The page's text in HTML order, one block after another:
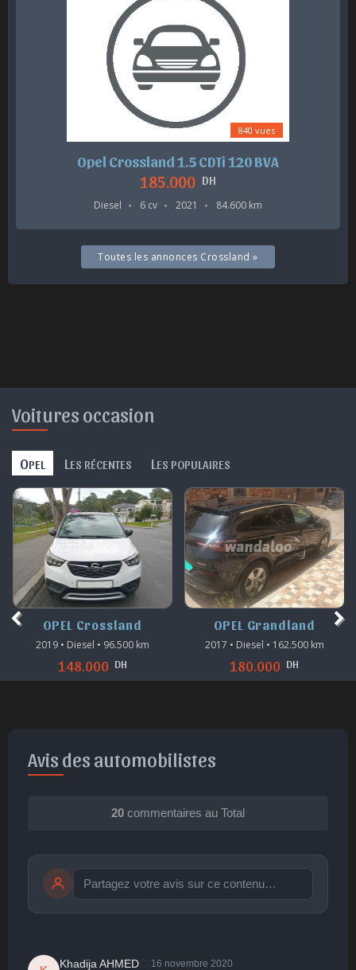
840 vues
Opel Crossland 1.5 CDTi 120 BVA
185.000 DH
Diesel 6 cv 2021 84.600 km
Toutes les annonces Crossland »
Voitures occasion
OPEL L ES RÉCENTES L ES POPULAIRES
OPEL Crossland
2019 • Diesel • 96.500 km
148.000 DH
OPEL Grandland
2017 • Diesel • 162.500 km
180.000 DH
Avis des automobilistes
20 commentaires au Total
publication immédiate Publier
Khadija AHMED 16 novembre 2020